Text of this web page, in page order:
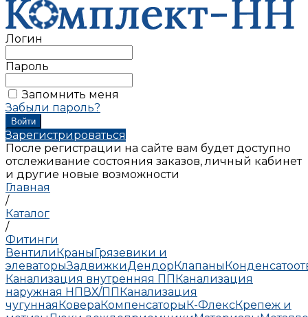
Логин
Пароль
Запомнить меня
Забыли пароль?
Зарегистрироваться
После регистрации на сайте вам будет доступно
отслеживание состояния заказов, личный кабинет
и другие новые возможности
Главная
/
Каталог
/
Фитинги
ВентилиКраныГрязевики и
элеваторыЗадвижкиДендорКлапаны
Канализация внутренняя ППКанализация
наружная НПВХ/ППКанализация
чугуннаяКовераКомпенсаторыК-ФлексКрепеж и